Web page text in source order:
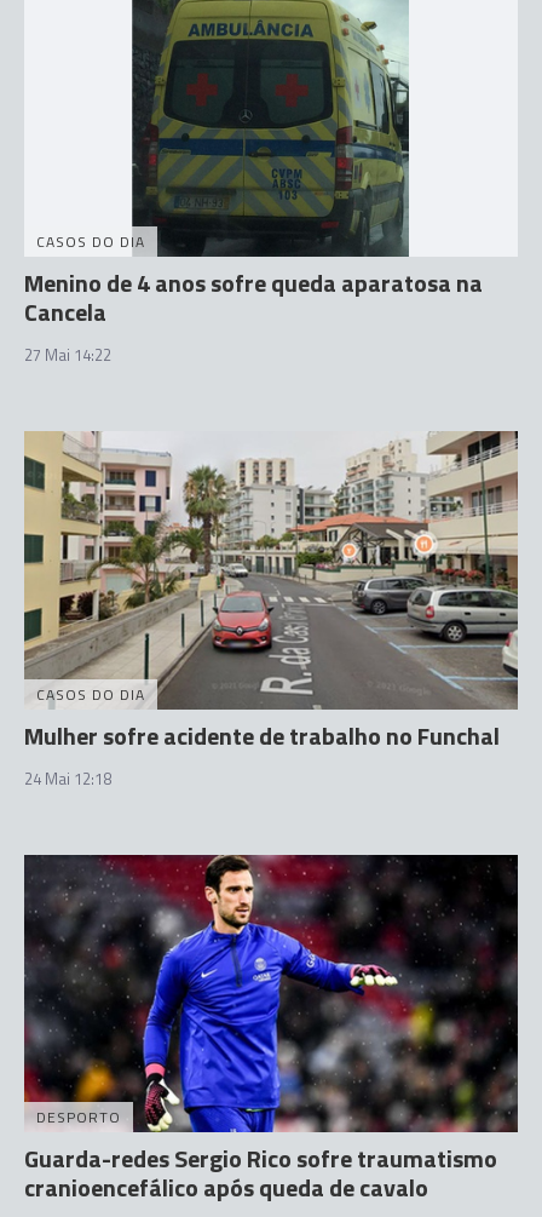
CASOS DO DIA
Menino de 4 anos sofre queda aparatosa na
Cancela
27 Mai 14:22
CASOS DO DIA
Mulher sofre acidente de trabalho no Funchal
24 Mai 12:18
DESPORTO
Guarda-redes Sergio Rico sofre traumatismo
cranioencefálico após queda de cavalo